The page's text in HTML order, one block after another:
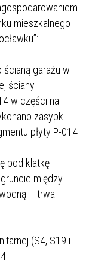
mieszkalnego
ścianą garażu w
ściany
w części na
zasypki
płyty P-014
pod klatkę
między
– trwa
(S4, S19 i